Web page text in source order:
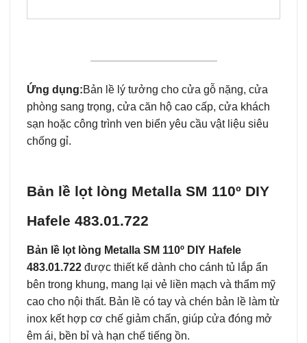
Ứng dụng:Bản lề lý tưởng cho cửa gỗ nặng, cửa
phòng sang trọng, cửa căn hộ cao cấp, cửa khách
sạn hoặc công trình ven biển yêu cầu vật liệu siêu
chống gỉ.
Bản lề lọt lòng Metalla SM 110º DIY
Hafele 483.01.722
Bản lề lọt lòng Metalla SM 110º DIY Hafele
483.01.722 được thiết kế dành cho cánh tủ lắp ẩn
bên trong khung, mang lại vẻ liền mạch và thẩm mỹ
cao cho nội thất. Bản lề có tay và chén bản lề làm từ
inox kết hợp cơ chế giảm chấn, giúp cửa đóng mở
êm ái, bền bỉ và hạn chế tiếng ồn.